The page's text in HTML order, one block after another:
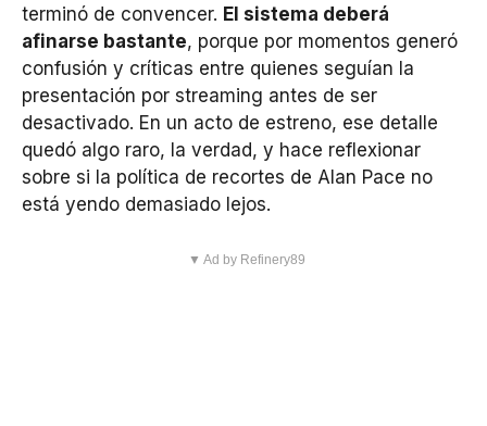
terminó de convencer. El sistema deberá
afinarse bastante, porque por momentos generó
confusión y críticas entre quienes seguían la
presentación por streaming antes de ser
desactivado. En un acto de estreno, ese detalle
quedó algo raro, la verdad, y hace reflexionar
sobre si la política de recortes de Alan Pace no
está yendo demasiado lejos.
▼ Ad by Refinery89